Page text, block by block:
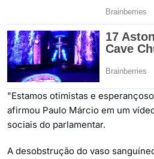
"Estamos otimistas e
afirmou Paulo Márcio em um
sociais do parlamentar.
A desobstrução do vaso